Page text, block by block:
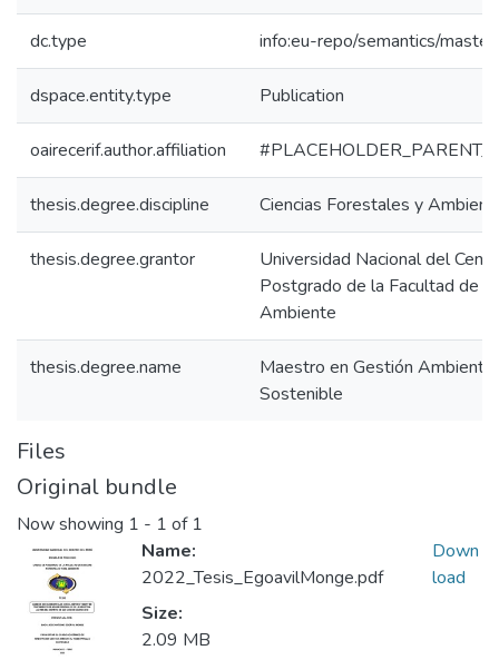
dc.type info:eu-repo/semantics/
dspace.entity.type Publication
oairecerif.author.affiliation
thesis.degree.discipline Ciencias Forestales y
thesis.degree.grantor
Universidad Nacional del
Postgrado de la Facultad de
Ambiente
thesis.degree.name
Maestro en Gestión
Sostenible
Files
Original bundle
Now showing 1 - 1 of 1
Name:
2022_Tesis_EgoavilMonge.pdf
Size:
2.09 MB
Down
load